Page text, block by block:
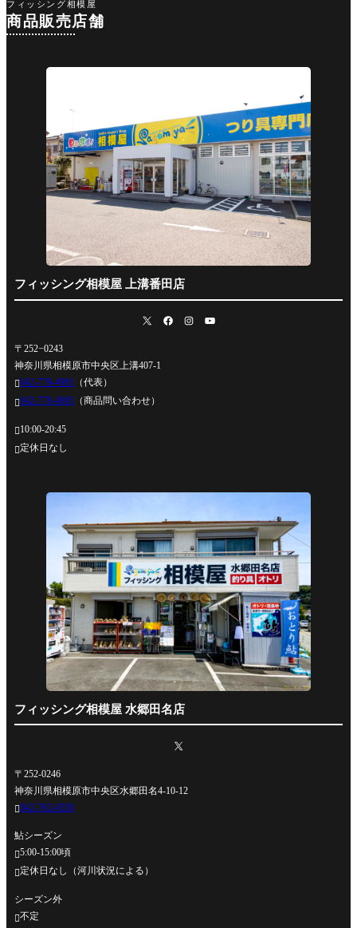
フィッシング相模屋
商品販売店舗
フィッシング相模屋 上溝番田店
〒252−0243
神奈川県相模原市中央区上溝407-1
042-778-4991 （代表）
042-778-4995 （商品問い合わせ）
10:00-20:45
定休日なし
フィッシング相模屋 水郷田名店
〒252-0246
神奈川県相模原市中央区水郷田名4-10-12
042-762-0330
鮎シーズン
5:00-15:00頃
定休日なし（河川状況による）
シーズン外
不定